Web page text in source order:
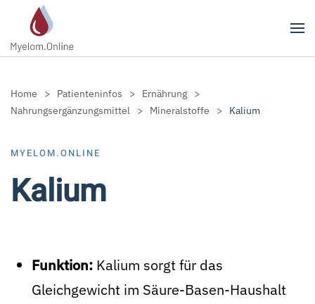
Zum Hauptinhalt springen
Home Patienteninfos
Ernährung
Nahrungsergänzungsmittel
Mineralstoffe Kalium
MYELOM.ONLINE
Kalium
Funktion: Kalium sorgt für das
Gleichgewicht im Säure-Basen-Haushalt